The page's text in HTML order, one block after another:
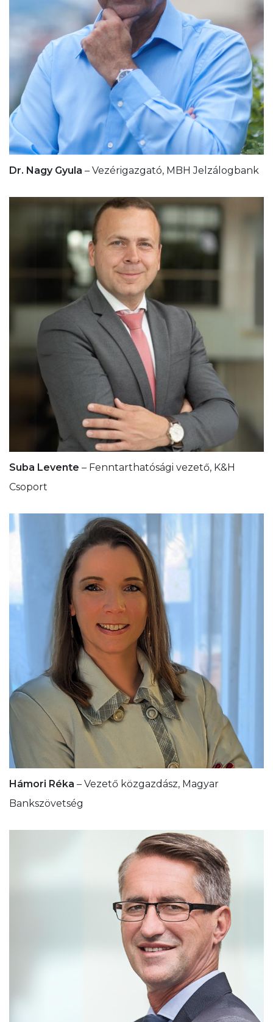
Dr. Nagy Gyula – Vezérigazgató, MBH Jelzálogbank
Suba Levente – Fenntarthatósági vezető, K&H
Csoport
Hámori Réka – Vezető közgazdász, Magyar
Bankszövetség